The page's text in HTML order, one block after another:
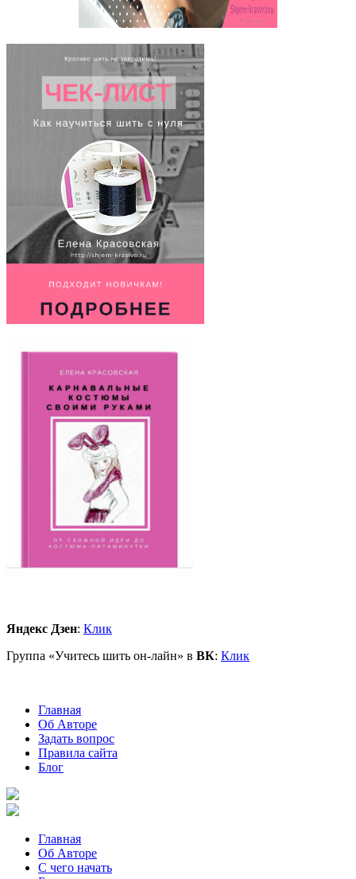
Яндекс Дзен: Клик
Группа «Учитесь шить он-лайн» в ВК: Клик
Главная
Об Авторе
Задать вопрос
Правила сайта
Блог
Главная
Об Авторе
С чего начать